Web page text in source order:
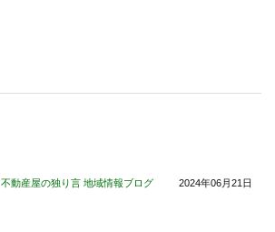
不動産屋の独り言 地域情報ブログ 2024年06月21日